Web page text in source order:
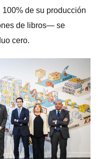
de su producción
de libros— se
cero.